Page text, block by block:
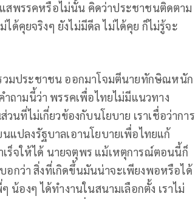
สพรรคหรือไม่นั้น คิดว่าประชาชนติดตาม
ด้คุยจริงๆ ยังไม่มีดีล ไม่ได้คุย ก็ไม่รู้จะ
มประชาชน ออกมาโจมตีนายทักษิณหนัก
ถามนี้ว่า พรรคเพื่อไทยไม่มีแนวทาง
ที่ไม่เกี่ยวข้องกับนโยบาย เราเชื่อว่าการ
แปลงรัฐบาลเอานโยบายเพื่อไทยแก้
ร็จให้ได้ นายจตุพร แม้เหตุการณ์ตอนนี้ก็
อกว่า สิ่งที่เกิดขึ้นมันน่าจะเพียงพอหรือได้
องๆ ได้ทำงานในสนามเลือกตั้ง เราไม่